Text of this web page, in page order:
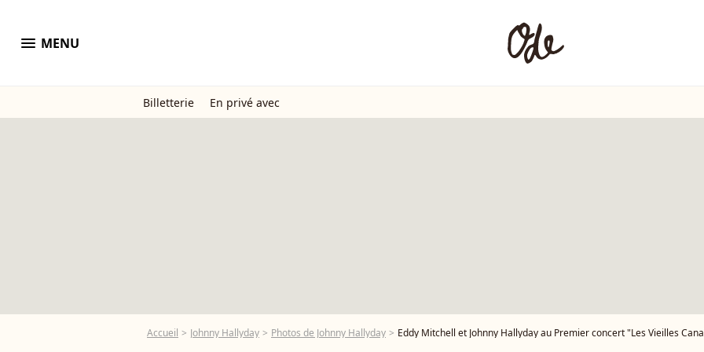
menu MENU
Billetterie En privé avec
Accueil Johnny Hallyday Photos de Johnny Hallyday Eddy Mitchell et Johnny Hallyday au Premier concert "Les Vieilles Canailles" au POPB